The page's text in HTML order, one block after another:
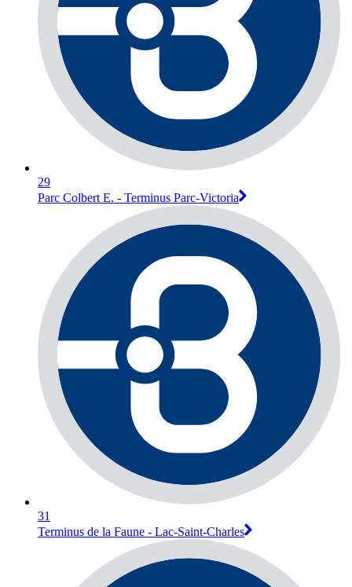
29
Parc Colbert E. - Terminus Parc-Victoria
31
Terminus de la Faune - Lac-Saint-Charles